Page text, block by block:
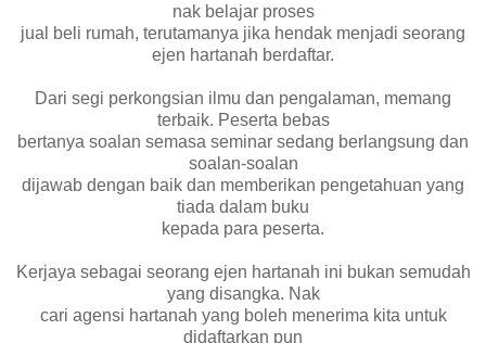
nak belajar proses
jual beli rumah, terutamanya jika hendak menjadi seorang
ejen hartanah berdaftar.
Dari segi perkongsian ilmu dan pengalaman, memang
terbaik. Peserta bebas
bertanya soalan semasa seminar sedang berlangsung dan
soalan-soalan
dijawab dengan baik dan memberikan pengetahuan yang
tiada dalam buku
kepada para peserta.
Kerjaya sebagai seorang ejen hartanah ini bukan semudah
yang disangka. Nak
cari agensi hartanah yang boleh menerima kita untuk
didaftarkan pun